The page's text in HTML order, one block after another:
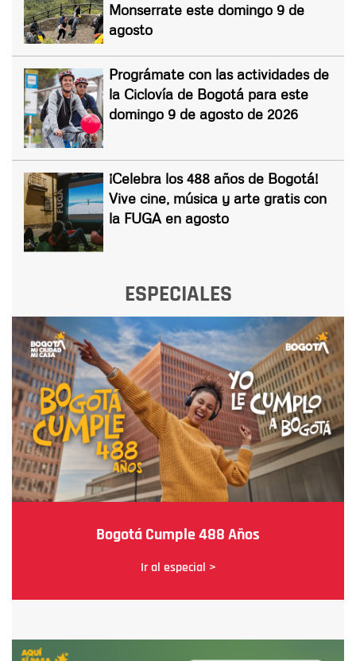
Monserrate este domingo 9 de
agosto
Prográmate con las actividades de
la Ciclovía de Bogotá para este
domingo 9 de agosto de 2026
¡Celebra los 488 años de Bogotá!
Vive cine, música y arte gratis con
la FUGA en agosto
ESPECIALES
Bogotá Cumple 488 Años
Ir al especial >